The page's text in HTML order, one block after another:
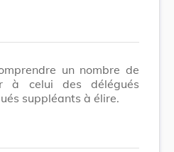
un nombre de
à celui des délégués
suppléants à élire.